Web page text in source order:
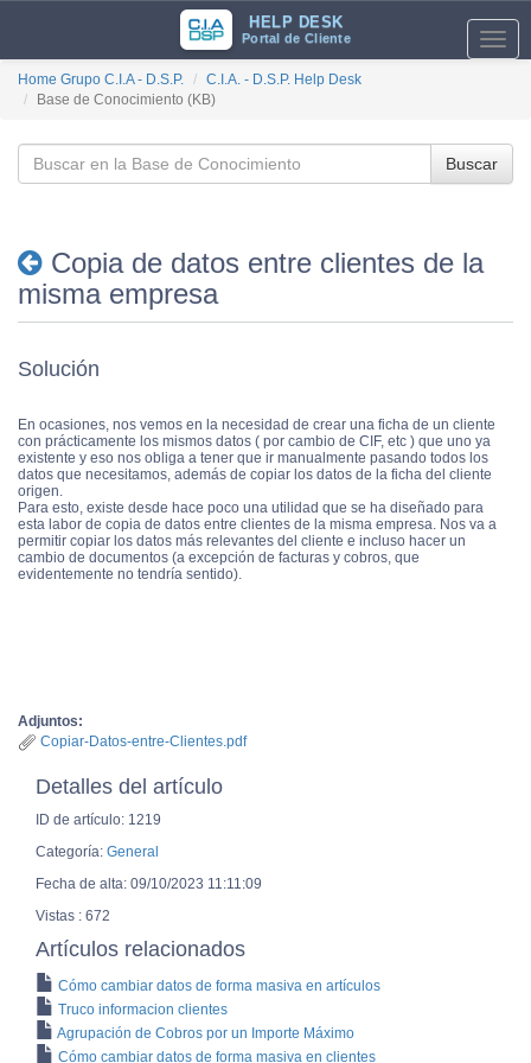
HELP DESK
Portal de Cliente
Home Grupo C.I.A - D.S.P.
C.I.A. - D.S.P. Help Desk
Base de Conocimiento (KB)
Buscar
Copia de datos entre clientes de la
misma empresa
Solución
En ocasiones, nos vemos en la necesidad de crear una ficha de un cliente
con prácticamente los mismos datos ( por cambio de CIF, etc ) que uno ya
existente y eso nos obliga a tener que ir manualmente pasando todos los
datos que necesitamos, además de copiar los datos de la ficha del cliente
origen.
Para esto, existe desde hace poco una utilidad que se ha diseñado para
esta labor de copia de datos entre clientes de la misma empresa. Nos va a
permitir copiar los datos más relevantes del cliente e incluso hacer un
cambio de documentos (a excepción de facturas y cobros, que
evidentemente no tendría sentido).
Adjuntos:
Copiar-Datos-entre-Clientes.pdf
Detalles del artículo
ID de artículo: 1219
Categoría: General
Fecha de alta: 09/10/2023 11:11:09
Vistas : 672
Artículos relacionados
Cómo cambiar datos de forma masiva en artículos
Truco informacion clientes
Agrupación de Cobros por un Importe Máximo
Cómo cambiar datos de forma masiva en clientes